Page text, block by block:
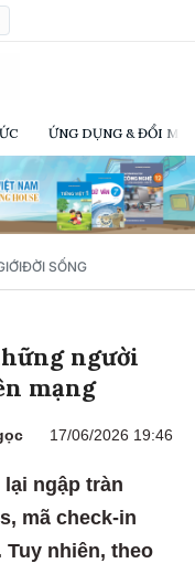
ỨNG DỤNG & ĐỔI
ĐỜI SỐNG
người
mạng
17/06/2026 19:46
ngập tràn
mã check-in
nhiên, theo